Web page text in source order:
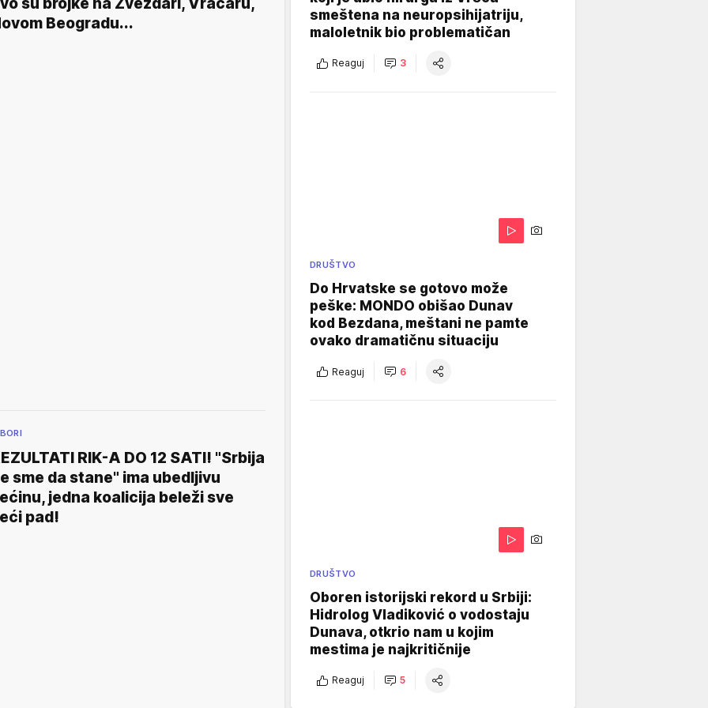
Beogradu...
RIK-A DO 12 SATI! "Srbija
sme da stane" ima ubedljivu
jedna koalicija beleži sve
pad!
smeštena na neuropsihijatriju,
maloletnik bio problematičan
Reaguj 3
DRUŠTVO
Do Hrvatske se gotovo može
peške: MONDO obišao Dunav
kod Bezdana, meštani ne pamte
ovako dramatičnu situaciju
Reaguj 6
DRUŠTVO
Oboren istorijski rekord u Srbiji:
Hidrolog Vladiković o vodostaju
Dunava, otkrio nam u kojim
mestima je najkritičnije
Reaguj 5